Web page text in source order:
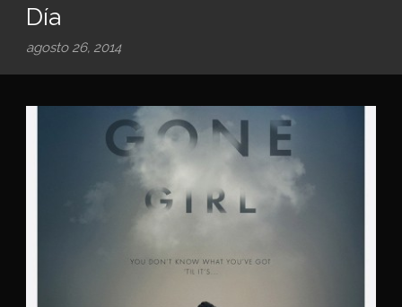
Día
agosto 26, 2014